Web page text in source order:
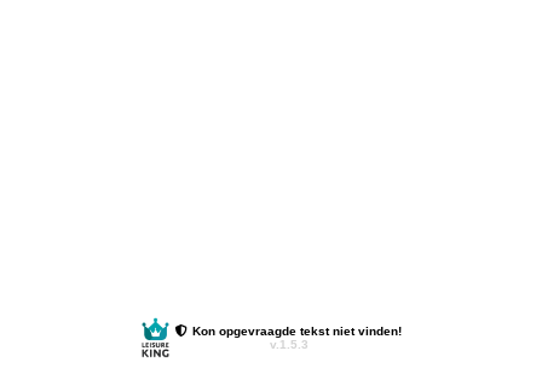
Kon opgevraagde tekst niet vinden!
v.1.5.3